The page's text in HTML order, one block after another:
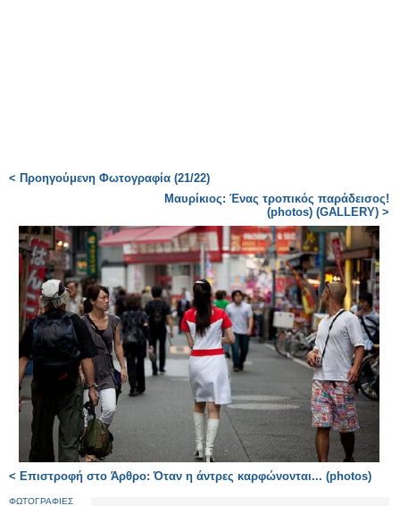
< Προηγούμενη Φωτογραφία (21/22)
Μαυρίκιος: Ένας τροπικός παράδεισος!
(photos) (GALLERY) >
< Επιστροφή στο Άρθρο: Όταν η άντρες καρφώνονται... (photos)
ΦΩΤΟΓΡΑΦΙΕΣ